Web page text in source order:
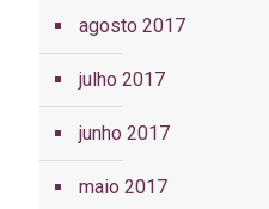
agosto 2017
julho 2017
junho 2017
maio 2017